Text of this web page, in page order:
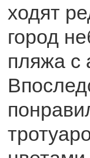
ходят
город
пляжа с